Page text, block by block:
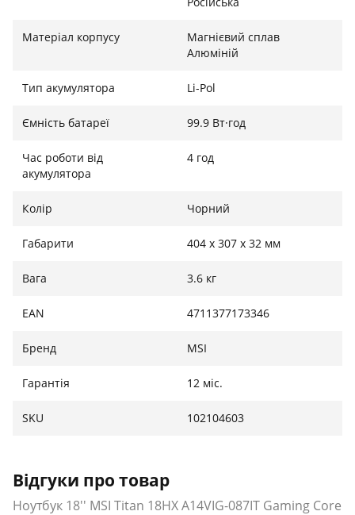
Матеріал корпусу
Магнієвий сплав
Алюміній
Тип акумулятора Li-Pol
Ємність батареї 99.9 Вт·год
Час роботи від
акумулятора
4 год
Колір Чорний
Габарити 404 x 307 x 32 мм
Вага 3.6 кг
EAN 4711377173346
Бренд MSI
Гарантія 12 міс.
SKU 102104603
Відгуки про товар
Ноутбук 18'' MSI Titan 18HX A14VIG-087IT Gaming Core